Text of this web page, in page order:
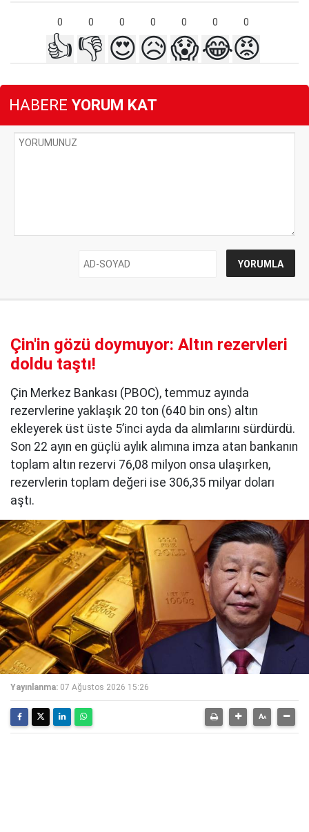
0 0 0 0 0 0 0
👍 👎 😍😥😱😂😡
HABERE YORUM KAT
Çin'in gözü doymuyor: Altın rezervleri
doldu taştı!
Çin Merkez Bankası (PBOC), temmuz ayında
rezervlerine yaklaşık 20 ton (640 bin ons) altın
ekleyerek üst üste 5’inci ayda da alımlarını sürdürdü.
Son 22 ayın en güçlü aylık alımına imza atan bankanın
toplam altın rezervi 76,08 milyon onsa ulaşırken,
rezervlerin toplam değeri ise 306,35 milyar doları
aştı.
Yayınlanma: 07 Ağustos 2026 15:26